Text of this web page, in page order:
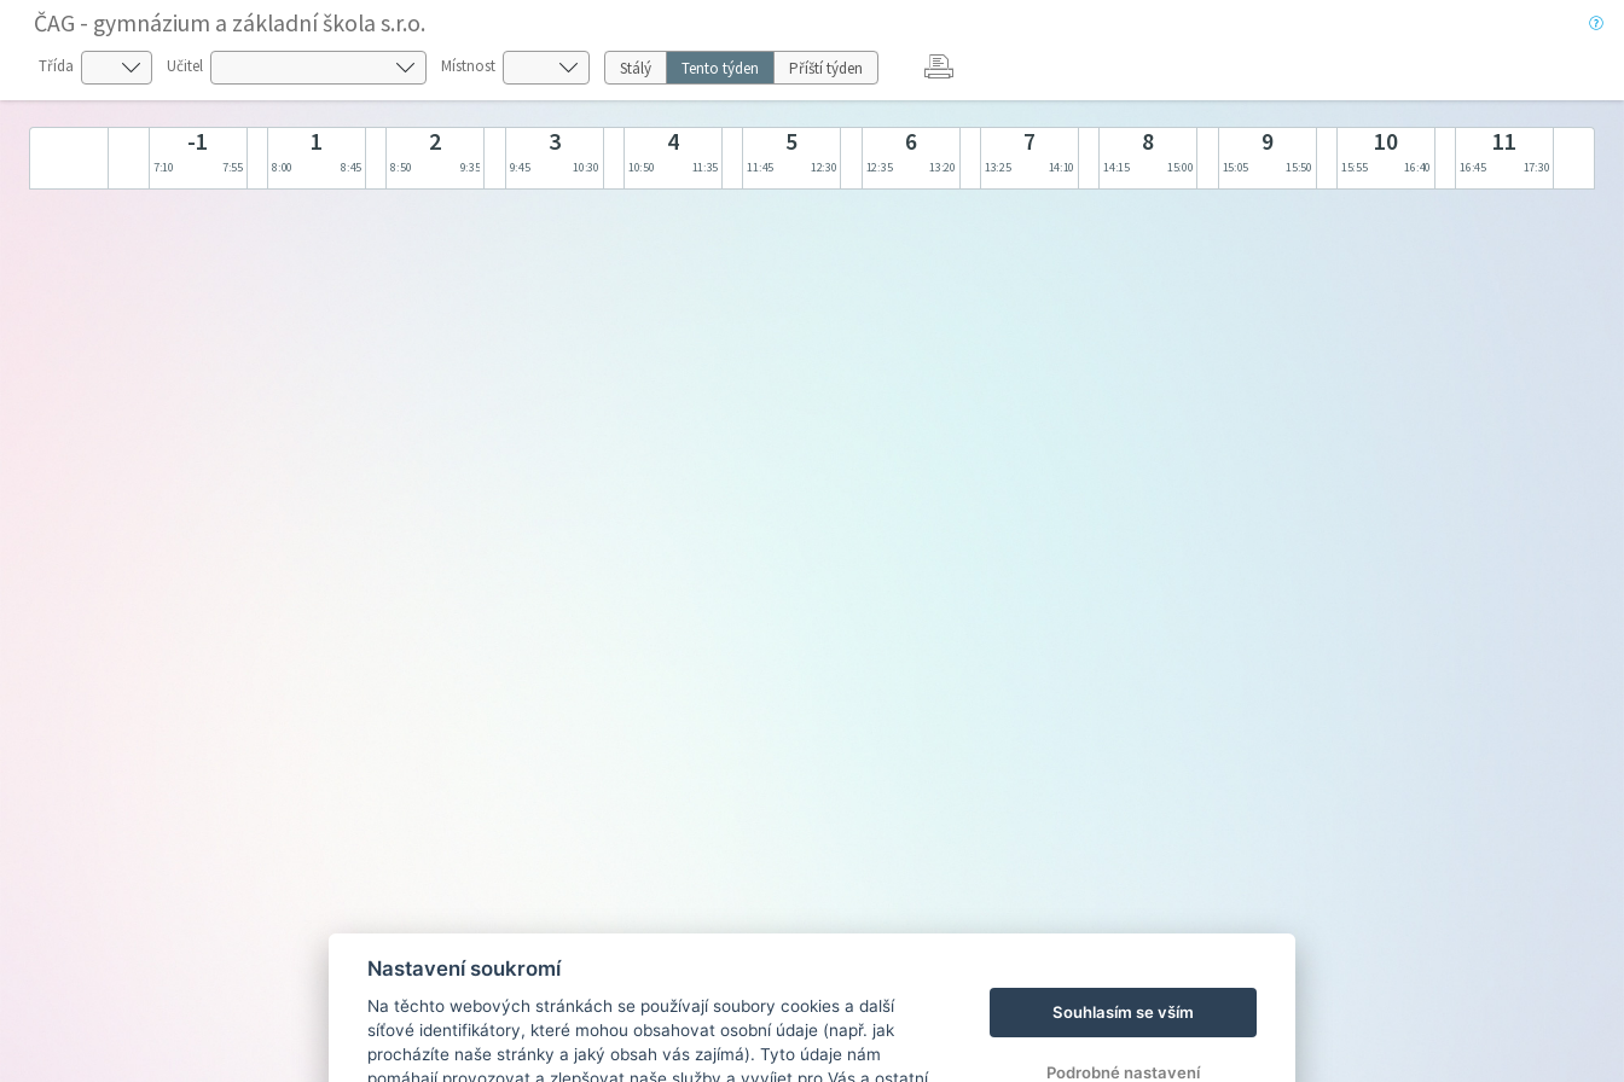
ČAG - gymnázium a základní škola s.r.o.
Třída Učitel Místnost Stálý Tento týden Příští týden
-1
7:10 7:55
1
8:00 8:45
2
8:50 9:35
3
9:45 10:30
4
10:50 11:35
5
11:45 12:30
6
12:35 13:20
7
13:25 14:10
8
14:15 15:00
9
15:05 15:50
10
15:55 16:40
11
16:45 17:30
Nastavení soukromí
Na těchto webových stránkách se používají soubory cookies a další
síťové identifikátory, které mohou obsahovat osobní údaje (např. jak
procházíte naše stránky a jaký obsah vás zajímá). Tyto údaje nám
Souhlasím se vším
Podrobné nastavení